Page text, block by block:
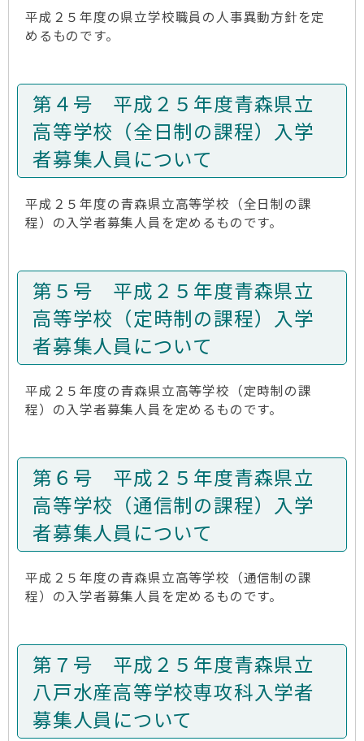
平成２５年度の県立学校職員の人事異動方針を定
めるものです。
第４号 平成２５年度青森県立
高等学校（全日制の課程）入学
者募集人員について
平成２５年度の青森県立高等学校（全日制の課
程）の入学者募集人員を定めるものです。
第５号 平成２５年度青森県立
高等学校（定時制の課程）入学
者募集人員について
平成２５年度の青森県立高等学校（定時制の課
程）の入学者募集人員を定めるものです。
第６号 平成２５年度青森県立
高等学校（通信制の課程）入学
者募集人員について
平成２５年度の青森県立高等学校（通信制の課
程）の入学者募集人員を定めるものです。
第７号 平成２５年度青森県立
八戸水産高等学校専攻科入学者
募集人員について